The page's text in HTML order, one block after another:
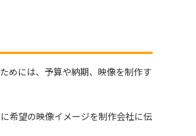
めには、予算や納期、映像を制作す
希望の映像イメージを制作会社に伝